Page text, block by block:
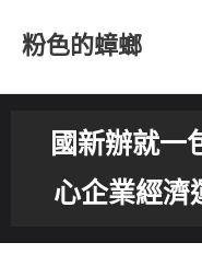
粉色的蟑螂
國新辦就一
心企業經濟